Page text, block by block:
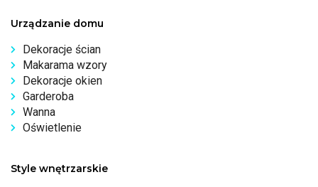
Urządzanie domu
Dekoracje ścian
Makarama wzory
Dekoracje okien
Garderoba
Wanna
Oświetlenie
Style wnętrzarskie